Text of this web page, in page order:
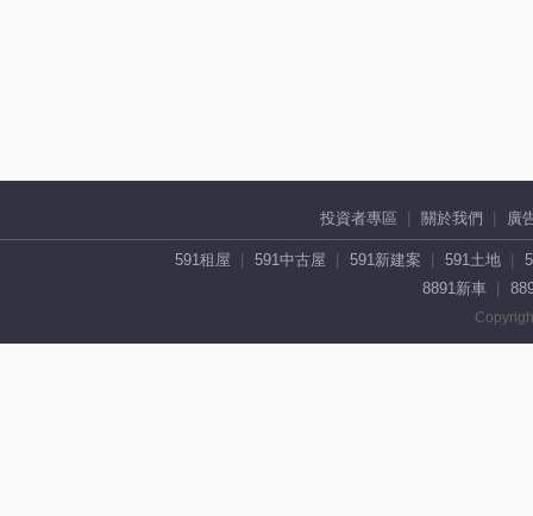
投資者專區 關於我們 廣
591租屋 591中古屋 591新建案 591土地
8891新車